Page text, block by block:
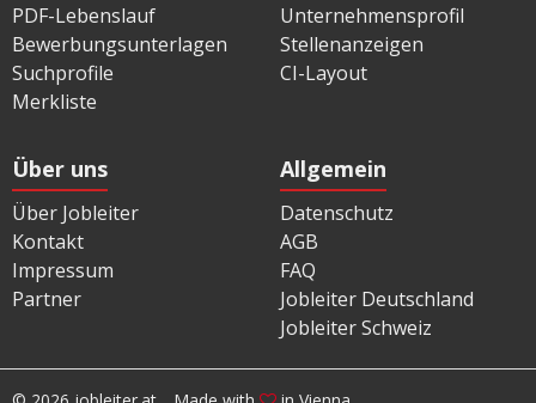
PDF-Lebenslauf
Bewerbungsunterlagen
Suchprofile
Merkliste
Unternehmensprofil
Stellenanzeigen
CI-Layout
Über uns
Über Jobleiter
Kontakt
Impressum
Partner
Allgemein
Datenschutz
AGB
FAQ
Jobleiter Deutschland
Jobleiter Schweiz